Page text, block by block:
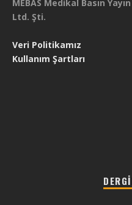
MEBAS Medikal Basın
Ltd. Şti.
Veri Politikamız
Kullanım Şartları